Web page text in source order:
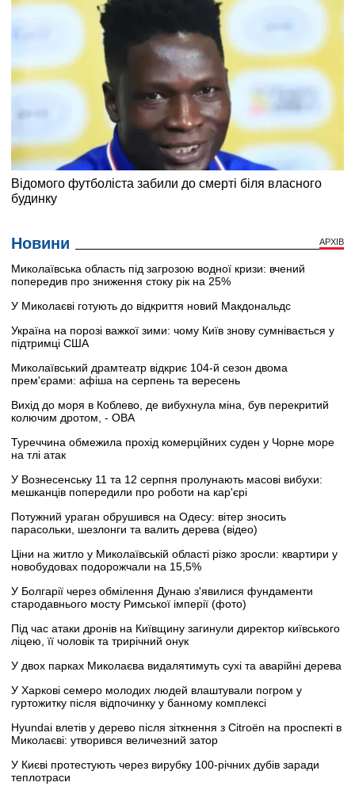
Новини АРХІВ
Миколаївська область під загрозою водної кризи: вчений
попередив про зниження стоку рік на 25%
У Миколаєві готують до відкриття новий Макдональдс
Україна на порозі важкої зими: чому Київ знову сумнівається у
підтримці США
Миколаївський драмтеатр відкриє 104-й сезон двома
прем'єрами: афіша на серпень та вересень
Вихід до моря в Коблево, де вибухнула міна, був перекритий
колючим дротом, - ОВА
Туреччина обмежила прохід комерційних суден у Чорне море
на тлі атак
У Вознесенську 11 та 12 серпня пролунають масові вибухи:
мешканців попередили про роботи на кар'єрі
Потужний ураган обрушився на Одесу: вітер зносить
парасольки, шезлонги та валить дерева (відео)
Ціни на житло у Миколаївській області різко зросли: квартири у
новобудовах подорожчали на 15,5%
У Болгарії через обмілення Дунаю з'явилися фундаменти
стародавнього мосту Римської імперії (фото)
Під час атаки дронів на Київщину загинули директор київського
ліцею, її чоловік та трирічний онук
У двох парках Миколаєва видалятимуть сухі та аварійні дерева
У Харкові семеро молодих людей влаштували погром у
гуртожитку після відпочинку у банному комплексі
Hyundai влетів у дерево після зіткнення з Citroën на проспекті в
Миколаєві: утворився величезний затор
У Києві протестують через вирубку 100-річних дубів заради
теплотраси